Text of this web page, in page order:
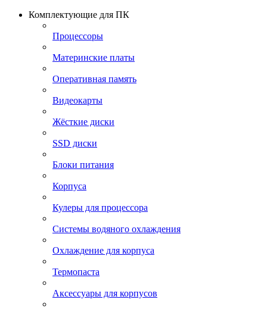
Комплектующие для ПК
Процессоры
Материнские платы
Оперативная память
Видеокарты
Жёсткие диски
SSD диски
Блоки питания
Корпуса
Кулеры для процессора
Системы водяного охлаждения
Охлаждение для корпуса
Термопаста
Аксессуары для корпусов